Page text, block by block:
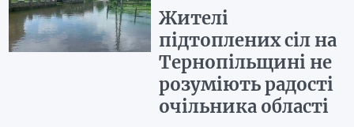
Жителі
підтоплених сіл на
Тернопільщині не
розуміють радості
очільника області